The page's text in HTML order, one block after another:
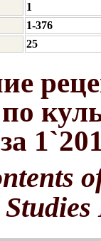
1
1-376
25
за